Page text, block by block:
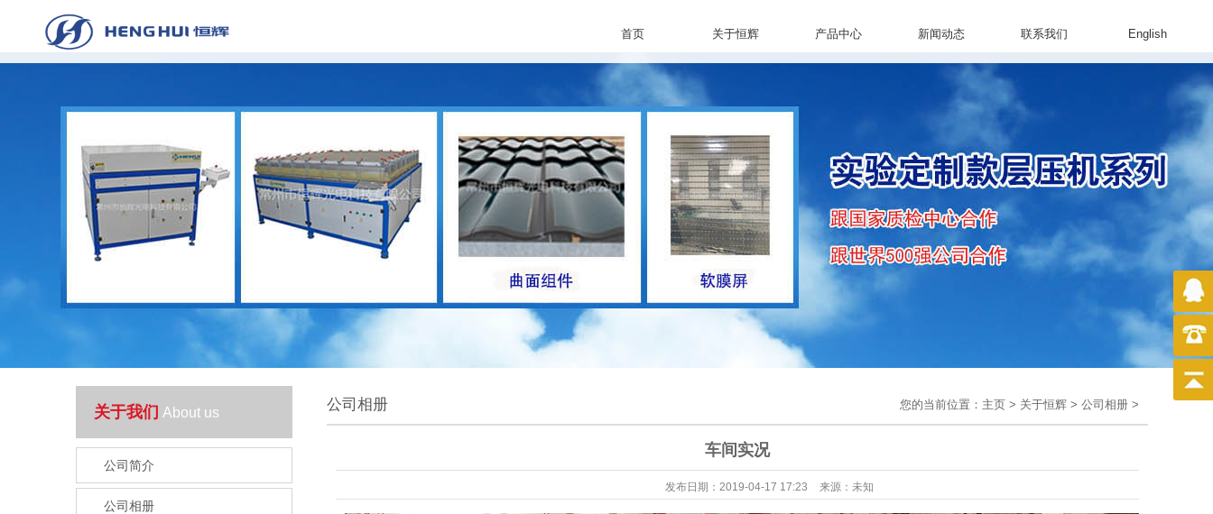
首页 关于恒辉 产品中心 新闻动态 联系我们 English
关于我们 About us
公司简介
公司相册
公司相册 您的当前位置： 主页 > 关于恒辉 > 公司相册 >
车间实况
发布日期： 2019-04-17 17:23 来源： 未知